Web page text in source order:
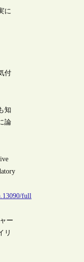
に
付
知
論
full
ー
リ